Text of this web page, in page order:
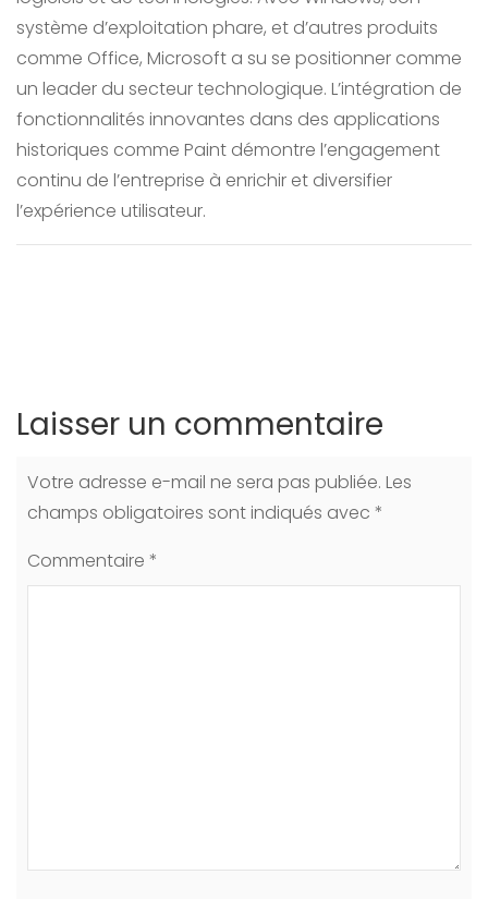
système d’exploitation phare, et d’autres produits
comme Office, Microsoft a su se positionner comme
un leader du secteur technologique. L’intégration de
fonctionnalités innovantes dans des applications
historiques comme Paint démontre l’engagement
continu de l’entreprise à enrichir et diversifier
l’expérience utilisateur.
Laisser un commentaire
Votre adresse e-mail ne sera pas publiée. Les
champs obligatoires sont indiqués avec *
Commentaire *